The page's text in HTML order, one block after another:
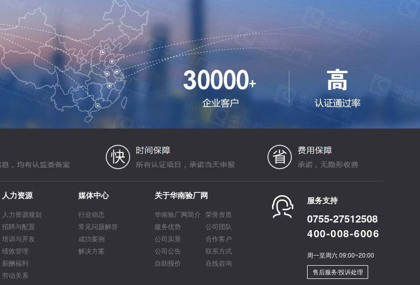
人力资源
人力资源规划
招聘与配置
培训与开发
绩效管理
薪酬福利
劳动关系
媒体中心
行业动态
常见问题解答
成功案例
解决方案
关于华南验厂网
华南验厂网简介 荣誉资质
服务优势
公司团队
公司实景
合作客户
公司公告
联系方式
自助报价
在线咨询
服务支持
0755-27512508
400-008-6006
周一至周六 09:00~20:00
售后服务/投诉处理